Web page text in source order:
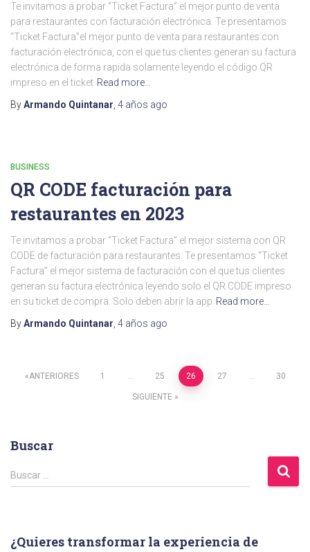
Te invitamos a probar “Ticket Factura” el mejor punto de venta
para restaurantes con facturación electrónica. Te presentamos
“Ticket Factura”el mejor punto de venta para restaurantes con
facturación electrónica, con el que tus clientes generan su factura
electrónica de forma rapida solamente leyendo el código QR
impreso en el ticket Read more…
ByArmando Quintanar 4 años ago
BUSINESS
QR CODE facturación para
restaurantes en 2023
Te invitamos a probar “Ticket Factura” el mejor sistema con QR
CODE de facturación para restaurantes. Te presentamos “Ticket
Factura” el mejor sistema de facturación con el que tus clientes
generan su factura electrónica leyendo solo el QR CODE impreso
en su ticket de compra. Solo deben abrir la app Read more…
ByArmando Quintanar 4 años ago
Paginación
entradas
ANTERIORES 1 … 25 26 27 … 30
SIGUIENTE
Buscar
B
u
r
Buscar …
¿Quieres transformar la experiencia de